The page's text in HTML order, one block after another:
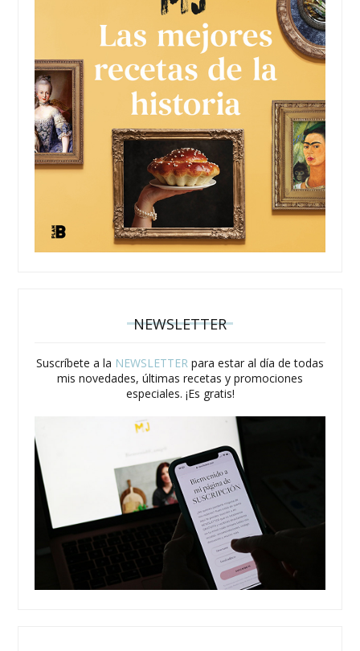
NEWSLETTER
Suscríbete a la NEWSLETTER para estar al día de todas
mis novedades, últimas recetas y promociones
especiales. ¡Es gratis!